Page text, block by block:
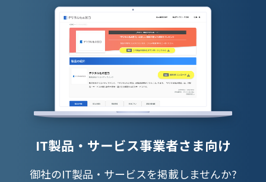
IT製品・サービス事業者さま向け
御社のIT製品・サービスを掲載しませんか?